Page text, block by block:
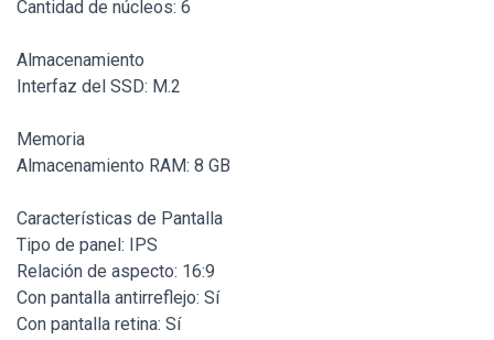
Cantidad de núcleos: 6
Almacenamiento
Interfaz del SSD: M.2
Memoria
Almacenamiento RAM: 8 GB
Características de Pantalla
Tipo de panel: IPS
Relación de aspecto: 16:9
Con pantalla antirreflejo: Sí
Con pantalla retina: Sí